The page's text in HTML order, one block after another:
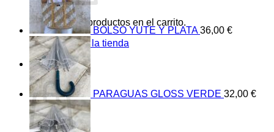
No hay productos en el carrito.
Volver a la tienda
0
Carrito
BOLSO YUTE Y PLATA 36,00 €
PARAGUAS GLOSS VERDE 32,00 €